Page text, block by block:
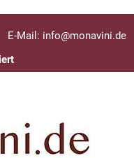
Mail: info@monavini.de